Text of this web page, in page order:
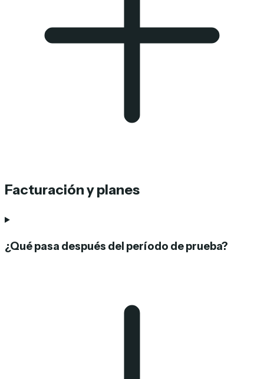
Facturación y planes
¿Qué pasa después del período de prueba?